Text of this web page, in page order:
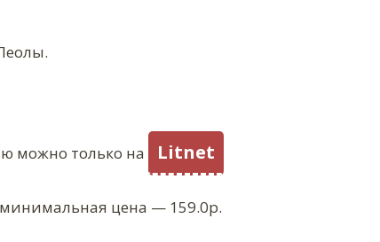
можно только на Litnet
минимальная цена — 159.0р.